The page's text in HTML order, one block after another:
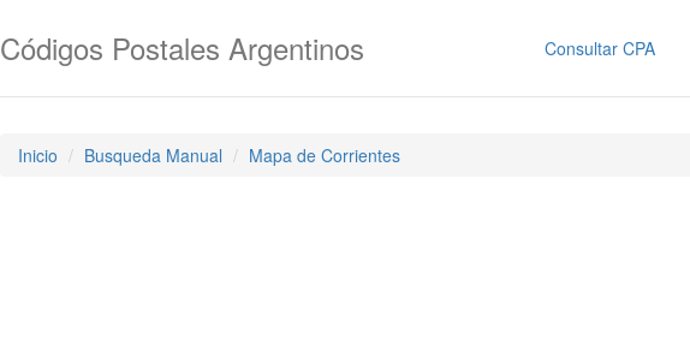
Consultar CPA
Códigos Postales Argentinos
Inicio Busqueda Manual Mapa de Corrientes